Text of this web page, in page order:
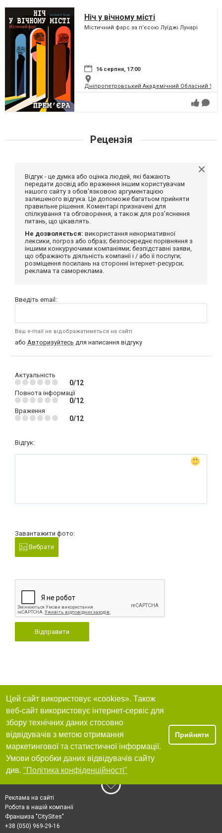
Ніч у вічному місті
Містичний фарс за п'єсою Луїджі Лунарі
16 серпня, 17:00
Дніпропетровський Академічний Обласний
Рецензія
Відгук - це думка або оцінка людей, які бажають
передати досвід або враження іншим користувачам
нашого сайту з обов'язковою аргументацією
залишеного відгука. Це допоможе багатьом прийняти
правильне рішення. Коментарі призначені для
спілкування та обговорення, а також для роз'яснення
питань, що цікавлять.
Не дозволяється: використання ненормативної
лексики, погроз або образ; безпосереднє порівняння з
іншими конкуруючими компаніями; безпідставні заяви,
що ображають діяльність компанії і / або її послуги;
розміщення посилань на сторонні інтернет-ресурси;
реклама та самореклама.
Введіть email:
Ваш e-mail не відображатиметься на сайті
або Авторизуйтесь для написання відгуку
Актуальність
0/12
Повнота інформації
0/12
Враження
0/12
Відгук:
Завантажити фото:
Вибрати
Відправити
Цей сайт використовує «cookies». Також
веб-сайт використовує інтернет-сервіс для
збору технічних даних стосовно
відвідувачів з метою отримання
маркетингової та статистичної інформації.
Умови обробки даних відвідувачів сайту
див. "Політика конфіденційності"
Прийняти
Реклама на сайті
Робота в нашій компанії
Франшиза "CitySites"
+38 (050) 969-29-16